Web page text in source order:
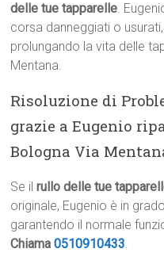
delle tue tapparelle.
corsa danneggiati o
prolungando la vita delle
Mentana.
Risoluzione di
grazie a Eugenio
Bologna Via
Se ilrullo delle tue
originale, Eugenio è in
garantendo il normale
Chiama0510910433.